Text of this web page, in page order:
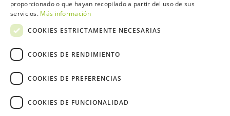
Opina Contacta
proporcionado o que hayan recopilado a partir del uso de sus
servicios. Más información
COOKIES ESTRICTAMENTE NECESARIAS
COOKIES DE RENDIMIENTO
COOKIES DE PREFERENCIAS
COOKIES DE FUNCIONALIDAD